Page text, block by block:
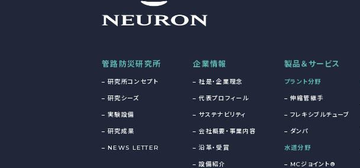
管路防災研究所
研究所コンセプト
研究シーズ
実験設備
研究成果
NEWS LETTER
企業情報
社是・企業理念
代表プロフィール
サステナビリティ
会社概要・事業内容
沿革・受賞
設備紹介
製品＆サービス
プラント分野
伸縮管継手
フレキシブルチューブ
ダンパ
水道分野
MCジョイント®